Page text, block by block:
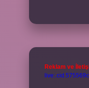
Reklam ve